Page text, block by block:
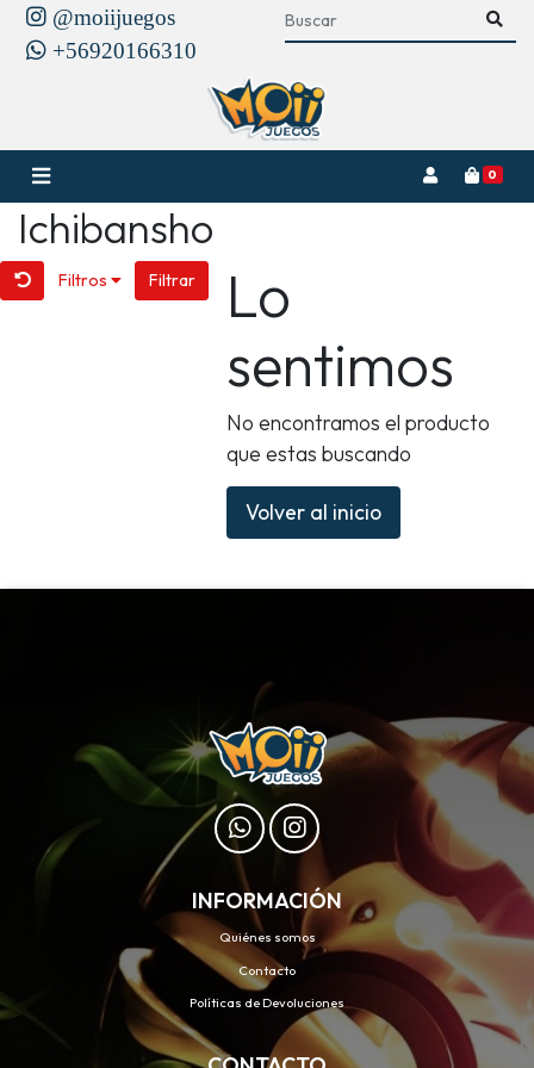
@moiijuegos
+56920166310
0
Ichibansho
Filtros Filtrar
Lo
sentimos
No encontramos el producto
que estas buscando
Volver al inicio
INFORMACIÓN
Quiénes somos
Contacto
Políticas de Devoluciones